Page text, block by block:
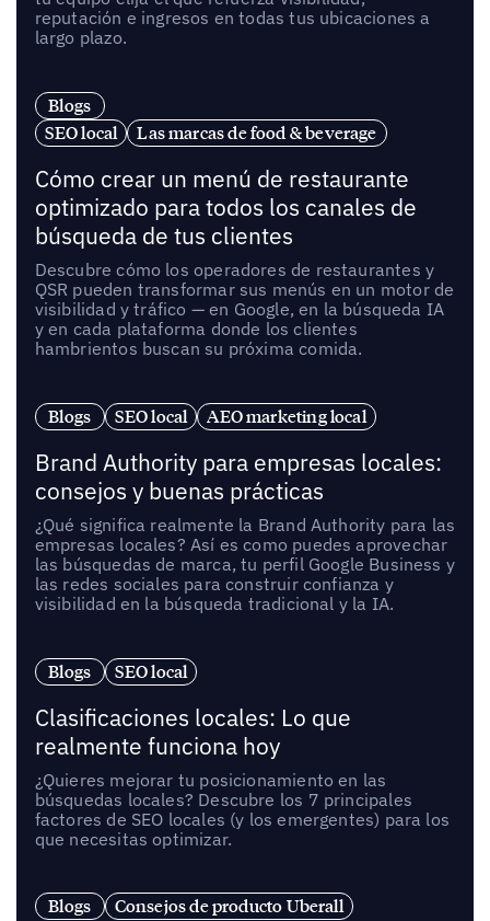
reputación e ingresos en todas tus ubicaciones a
largo plazo.
Blogs
SEO local
Las marcas de food & beverage
Cómo crear un menú de restaurante
optimizado para todos los canales de
búsqueda de tus clientes
Descubre cómo los operadores de restaurantes y
QSR pueden transformar sus menús en un motor de
visibilidad y tráfico — en Google, en la búsqueda IA
y en cada plataforma donde los clientes
hambrientos buscan su próxima comida.
Blogs SEO local AEO marketing local
Brand Authority para empresas locales:
consejos y buenas prácticas
¿Qué significa realmente la Brand Authority para las
empresas locales? Así es como puedes aprovechar
las búsquedas de marca, tu perfil Google Business y
las redes sociales para construir confianza y
visibilidad en la búsqueda tradicional y la IA.
Blogs SEO local
Clasificaciones locales: Lo que
realmente funciona hoy
¿Quieres mejorar tu posicionamiento en las
búsquedas locales? Descubre los 7 principales
factores de SEO locales (y los emergentes) para los
que necesitas optimizar.
Blogs Consejos de producto Uberall